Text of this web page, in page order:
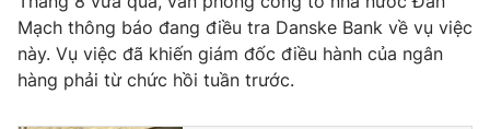
VTV Sức khoẻ Bất động sản
Thị trường 24h
Mạch thông báo đang điều tra Danske Bank về vụ việc
này. Vụ việc đã khiến giám đốc điều hành của ngân
hàng phải từ chức hồi tuần trước.